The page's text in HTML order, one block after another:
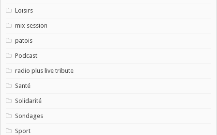
Loisirs
mix session
patois
Podcast
radio plus live tribute
Santé
Solidarité
Sondages
Sport